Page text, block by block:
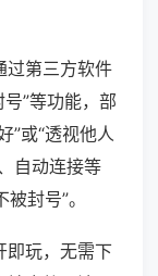
过第三方软件
号”等功能，部
”或“透视他人
自动连接等
封号”。
即玩，无需下